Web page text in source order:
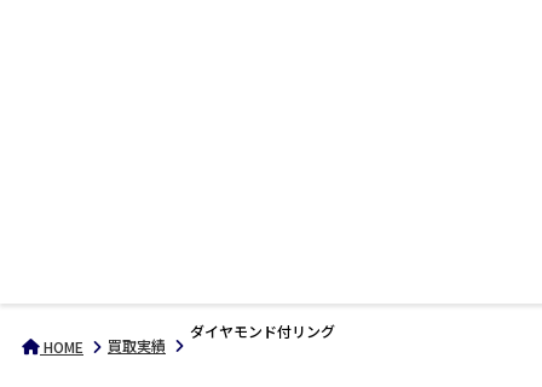
HOME 買取実績
ダイヤモンド付リング